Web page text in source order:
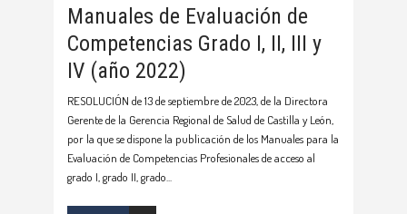
Manuales de Evaluación de
Competencias Grado I, II, III y
IV (año 2022)
RESOLUCIÓN de 13 de septiembre de 2023, de la Directora
Gerente de la Gerencia Regional de Salud de Castilla y León,
por la que se dispone la publicación de los Manuales para la
Evaluación de Competencias Profesionales de acceso al
grado I, grado II, grado